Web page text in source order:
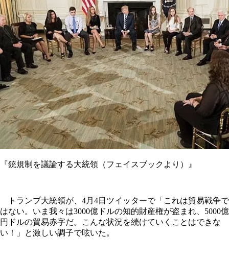
『銃規制を議論する大統領（フェイスブックより）』
トランプ大統領が、4月4日ツイッターで「これは貿易戦争で
はない。いま我々は3000億ドルの知的財産権が盗まれ、5000億
円ドルの貿易赤字だ。こんな状況を続けていくことはできな
い！」と激しい調子で呟いた。